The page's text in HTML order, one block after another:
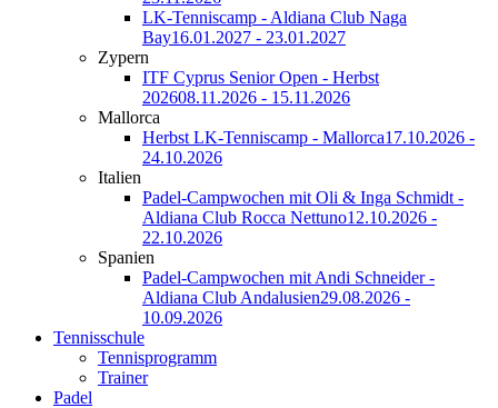
LK-Tenniscamp - Aldiana Club Naga
Bay16.01.2027 - 23.01.2027
Zypern
ITF Cyprus Senior Open - Herbst
202608.11.2026 - 15.11.2026
Mallorca
Herbst LK-Tenniscamp - Mallorca17.10.2026 -
24.10.2026
Italien
Padel-Campwochen mit Oli & Inga Schmidt -
Aldiana Club Rocca Nettuno12.10.2026 -
22.10.2026
Spanien
Padel-Campwochen mit Andi Schneider -
Aldiana Club Andalusien29.08.2026 -
10.09.2026
Tennisschule
Tennisprogramm
Trainer
Padel